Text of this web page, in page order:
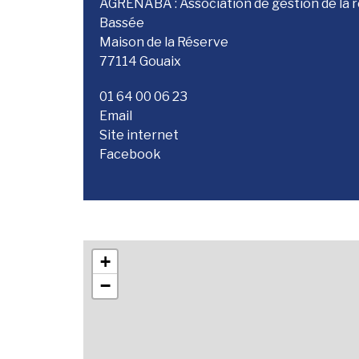
AGRENABA : Association de gestion de la
Bassée
Maison de la Réserve
77114 Gouaix
01 64 00 06 23
Email
Site internet
Facebook
+
−